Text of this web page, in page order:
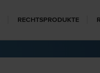
RECHTSPRODUKTE